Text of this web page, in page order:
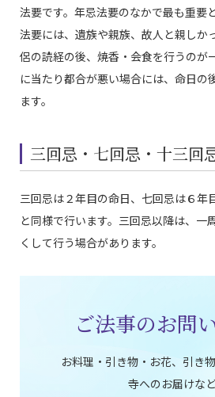
法要です。年忌法要のなかで最も重要
法要には、遺族や親族、故人と親しか
侶の読経の後、焼香・会食を行うのが
に当たり都合が悪い場合には、命日の
ます。
三回忌・七回忌・十三回
三回忌は２年目の命日、七回忌は６年
と同様で行います。三回忌以降は、一
くして行う場合があります。
ご法事のお問
お料理・引き物・お花、引き
寺へのお届けなど